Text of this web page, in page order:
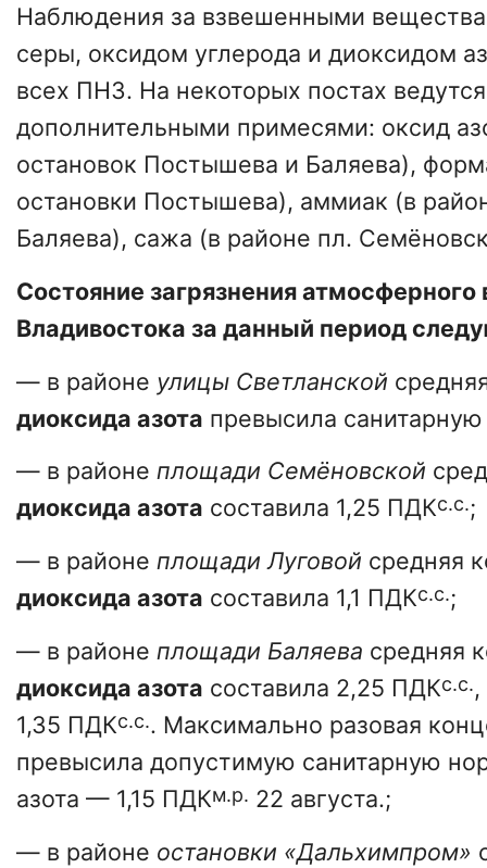
Наблюдения за взвешенными
серы, оксидом углерода и диоксидом
всех ПНЗ. На некоторых постах
дополнительными примесями: оксид
остановок Постышева и Баляева),
остановки Постышева), аммиак (в
Баляева), сажа (в районе пл.
Состояние загрязнения атмосферного
Владивостока за данный период
— в районе улицы Светланской
диоксида азота превысила
— в районе площади Семёновской
диоксида азота составила 1,25 ПДКс.с.;
— в районе площади Луговой средняя
диоксида азота составила 1,1 ПДКс.с.;
— в районе площади Баляева средняя
диоксида азота составила 2,25 ПДКс.с.,
1,35 ПДКс.с.. Максимально разовая
превысила допустимую санитарную
азота — 1,15 ПДКм.р. 22 августа.;
— в районе остановки «Дальхимпром»